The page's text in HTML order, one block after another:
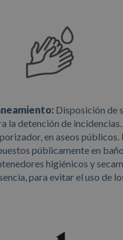
Disposición de
la detención de
en aseos públicos.
públicamente en
higiénicos y
para evitar el uso de